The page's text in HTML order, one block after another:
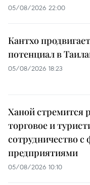
05/08/2026 22:00
Кантхо
потенциал в
05/08/2026 18:23
Ханой стремится
торговое и
сотрудничество
предприятиями
05/08/2026 10:10